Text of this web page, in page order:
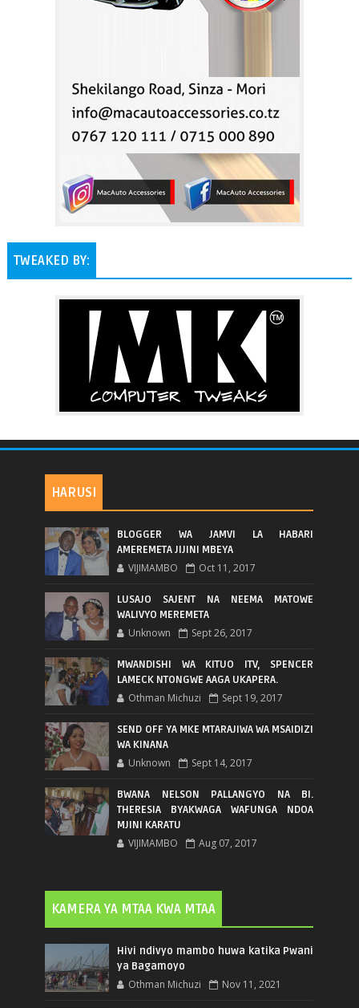
TWEAKED BY:
HARUSI
BLOGGER WA JAMVI LA HABARI
AMEREMETA JIJINI MBEYA
VIJIMAMBO Oct 11, 2017
LUSAJO SAJENT NA NEEMA MATOWE
WALIVYO MEREMETA
Unknown Sept 26, 2017
MWANDISHI WA KITUO ITV, SPENCER
LAMECK NTONGWE AAGA UKAPERA.
Othman Michuzi Sept 19, 2017
SEND OFF YA MKE MTARAJIWA WA MSAIDIZI
WA KINANA
Unknown Sept 14, 2017
BWANA NELSON PALLANGYO NA BI.
THERESIA BYAKWAGA WAFUNGA NDOA
MJINI KARATU
VIJIMAMBO Aug 07, 2017
KAMERA YA MTAA KWA MTAA
Hivi ndivyo mambo huwa katika Pwani
ya Bagamoyo
Othman Michuzi Nov 11, 2021